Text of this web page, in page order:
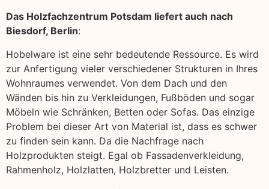
Das Holzfachzentrum Potsdam liefert auch nach
Biesdorf, Berlin:
Hobelware ist eine sehr bedeutende Ressource. Es wird
zur Anfertigung vieler verschiedener Strukturen in Ihres
Wohnraumes verwendet. Von dem Dach und den
Wänden bis hin zu Verkleidungen, Fußböden und sogar
Möbeln wie Schränken, Betten oder Sofas. Das einzige
Problem bei dieser Art von Material ist, dass es schwer
zu finden sein kann. Da die Nachfrage nach
Holzprodukten steigt. Egal ob Fassadenverkleidung,
Rahmenholz, Holzlatten, Holzbretter und Leisten.